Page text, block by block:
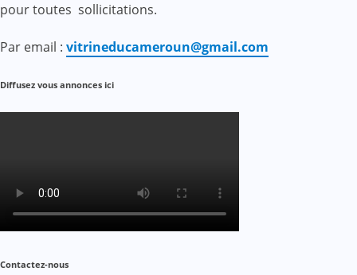
pour toutes sollicitations.
Par email : vitrineducameroun@gmail.com
Diffusez vous annonces ici
Contactez-nous